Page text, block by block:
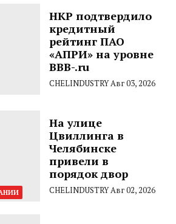
НКР подтвердило
кредитный
рейтинг ПАО
«АПРИ» на уровне
BBB-.ru
CHELINDUSTRYАвг 03, 2026
На улице
Цвиллинга в
Челябинске
привели в
порядок двор
CHELINDUSTRYАвг 02, 2026